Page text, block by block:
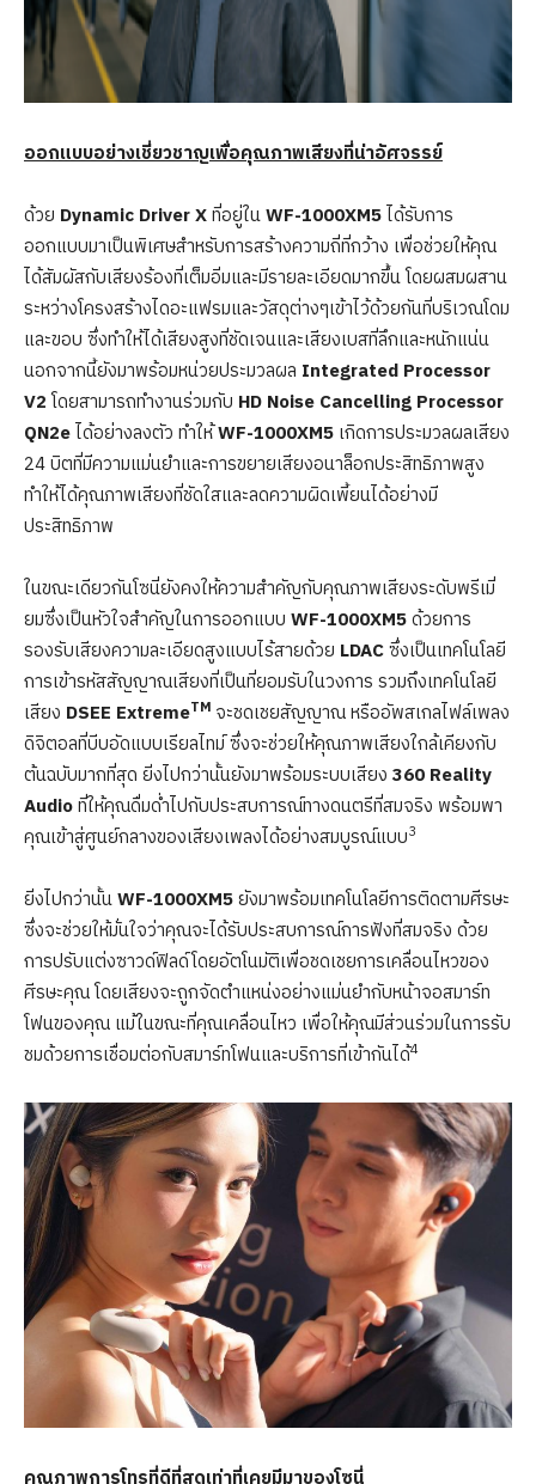
ออกแบบอย่างเชี่ยวชาญเพื่อคุณภาพเสียงที่น่าอัศจรรย์
ด้วย Dynamic Driver Xที่อยู่ในWF-1000XM5ได้รับการ
ออกแบบมาเป็นพิเศษสำหรับการสร้างความถี่ที่กว้าง เพื่อช่วยให้คุณ
ได้สัมผัสกับเสียงร้องที่เต็มอิ่มและมีรายละเอียดมากขึ้น โดยผสมผสาน
ระหว่างโครงสร้างไดอะแฟรมและวัสดุต่างๆเข้าไว้ด้วยกันที่บริเวณโดม
และขอบ ซึ่งทำให้ได้เสียงสูงที่ชัดเจนและเสียงเบสที่ลึกและหนักแน่น
นอกจากนี้ยังมาพร้อมหน่วยประมวลผล Integrated Processor
V2โดยสามารถทำงานร่วมกับ HD Noise Cancelling Processor
QN2eได้อย่างลงตัว ทำให้WF-1000XM5 เกิดการประมวลผลเสียง
24 บิตที่มีความแม่นยำและการขยายเสียงอนาล็อกประสิทธิภาพสูง
ทำให้ได้คุณภาพเสียงที่ชัดใสและลดความผิดเพี้ยนได้อย่างมี
ประสิทธิภาพ
ในขณะเดียวกันโซนี่ยังคงให้ความสำคัญกับคุณภาพเสียงระดับพรีเมี่
ยมซึ่งเป็นหัวใจสำคัญในการออกแบบ WF-1000XM5ด้วยการ
รองรับเสียงความละเอียดสูงแบบไร้สายด้วย LDACซึ่งเป็นเทคโนโลยี
การเข้ารหัสสัญญาณเสียงที่เป็นที่ยอมรับในวงการ รวมถึงเทคโนโลยี
เสียง DSEE ExtremeTM จะชดเชยสัญญาณ หรืออัพสเกลไฟล์เพลง
ดิจิตอลที่บีบอัดแบบเรียลไทม์ ซึ่งจะช่วยให้คุณภาพเสียงใกล้เคียงกับ
ต้นฉบับมากที่สุด ยิ่งไปกว่านั้นยังมาพร้อมระบบเสียง 360 Reality
Audioที่ให้คุณดื่มด่ำไปกับประสบการณ์ทางดนตรีที่สมจริง พร้อมพา
คุณเข้าสู่ศูนย์กลางของเสียงเพลงได้อย่างสมบูรณ์แบบ3
ยิ่งไปกว่านั้นWF-1000XM5ยังมาพร้อมเทคโนโลยีการติดตามศีรษะ
ซึ่งจะช่วยให้มั่นใจว่าคุณจะได้รับประสบการณ์การฟังที่สมจริง ด้วย
การปรับแต่งซาวด์ฟิลด์โดยอัตโนมัติเพื่อชดเชยการเคลื่อนไหวของ
ศีรษะคุณ โดยเสียงจะถูกจัดตำแหน่งอย่างแม่นยำกับหน้าจอสมาร์ท
โฟนของคุณ แม้ในขณะที่คุณเคลื่อนไหว เพื่อให้คุณมีส่วนร่วมในการรับ
ชมด้วยการเชื่อมต่อกับสมาร์ทโฟนและบริการที่เข้ากันได้4